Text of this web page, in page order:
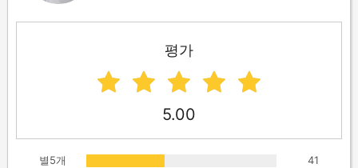
평가
5.00
별5개
41